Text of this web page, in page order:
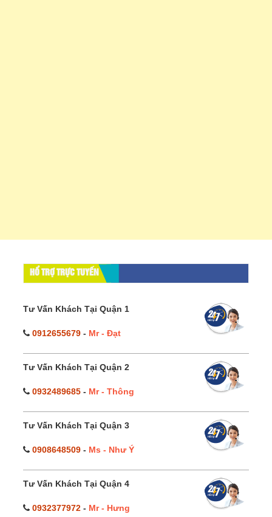
HỔ TRỢ TRỰC TUYẾN
Tư Vấn Khách Tại Quận 1
0912655679 - Mr - Đạt
Tư Vấn Khách Tại Quận 2
0932489685 - Mr - Thông
Tư Vấn Khách Tại Quận 3
0908648509 - Ms - Như Ý
Tư Vấn Khách Tại Quận 4
0932377972 - Mr - Hưng